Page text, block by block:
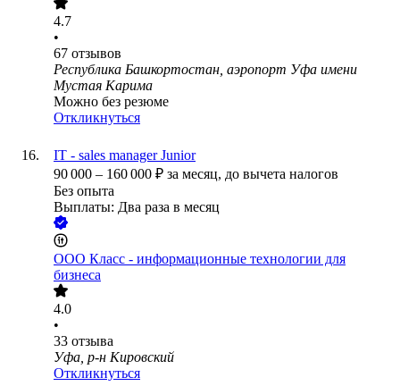
4.7
•
67 отзывов
Республика Башкортостан, аэропорт Уфа имени
Мустая Карима
Можно без резюме
Откликнуться
IT - sales manager Junior
90 000 – 160 000 ₽ за месяц, до вычета налогов
Без опыта
Выплаты: Два раза в месяц
ООО Класс - информационные технологии для
бизнеса
4.0
•
33 отзыва
Уфа, р-н Кировский
Откликнуться